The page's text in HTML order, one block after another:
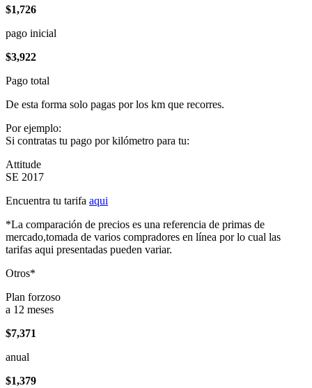
$1,726
pago inicial
$3,922
Pago total
De esta forma solo pagas por los km que recorres.
Por ejemplo:
Si contratas tu pago por kilómetro para tu:
Attitude
SE 2017
Encuentra tu tarifa aqui
*La comparación de precios es una referencia de primas de
mercado,tomada de varios compradores en línea por lo cual las
tarifas aqui presentadas pueden variar.
Otros*
Plan forzoso
a 12 meses
$7,371
anual
$1,379